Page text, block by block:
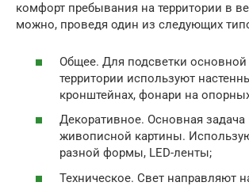
комфорт пребывания на территории в
можно, проведя один из следующих
Общее. Для подсветки основной
территории используют
кронштейнах, фонари на
Декоративное. Основная
живописной картины.
разной формы, LED-ленты;
Техническое. Свет направляют